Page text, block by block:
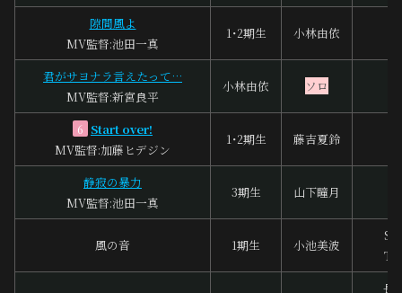
隙間風よ
MV監督:池田一真
1･2期生 小林由依
君がサヨナラ言えたって…
MV監督:新宮良平
小林由依 ソロ
6 Start over!
MV監督:加藤ヒデジン
1･2期生 藤吉夏鈴
静寂の暴力
MV監督:池田一真
3期生 山下瞳月
風の音 1期生 小池美波
長